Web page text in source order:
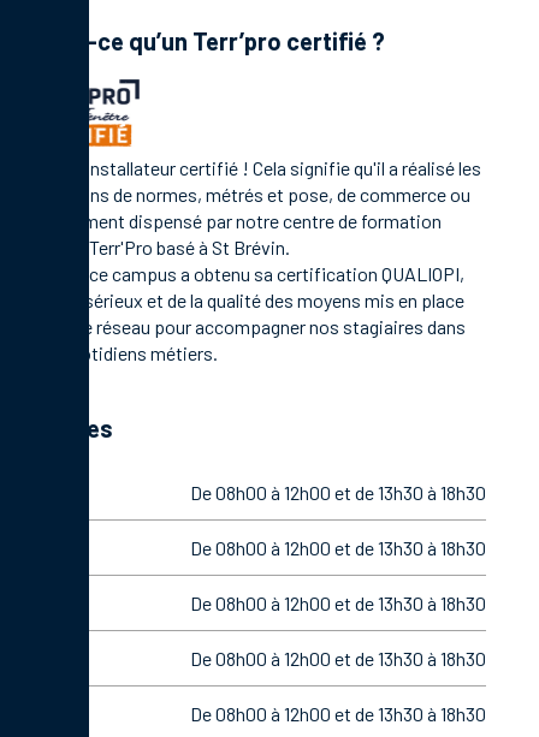
Qu’est-ce qu’un Terr’pro certifié ?
C'est un installateur certifié ! Cela signifie qu'il a réalisé les
formations de normes, métrés et pose, de commerce ou
management dispensé par notre centre de formation
Campus Terr'Pro basé à St Brévin.
En 2021, ce campus a obtenu sa certification QUALIOPI,
gage de sérieux et de la qualité des moyens mis en place
par notre réseau pour accompagner nos stagiaires dans
leurs quotidiens métiers.
Horaires
De 08h00 à 12h00 et de 13h30 à 18h30
De 08h00 à 12h00 et de 13h30 à 18h30
De 08h00 à 12h00 et de 13h30 à 18h30
De 08h00 à 12h00 et de 13h30 à 18h30
De 08h00 à 12h00 et de 13h30 à 18h30